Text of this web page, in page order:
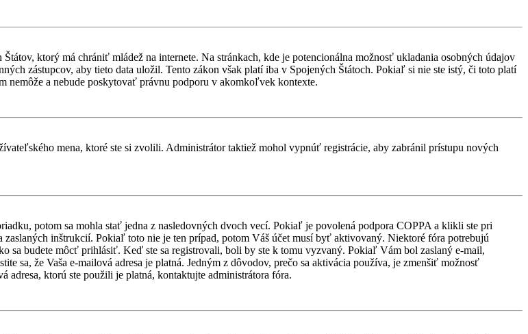
ktorý má chrániť mládež na internete. Na stránkach, kde je potencionálna možnosť ukladania osobných údajov
zástupcov, aby tieto data uložil. Tento zákon však platí iba v Spojených Štátoch. Pokiaľ si nie ste istý, či toto platí
nemôže a nebude poskytovať právnu podporu v akomkoľvek kontexte.
mena, ktoré ste si zvolili. Administrátor taktiež mohol vypnúť registrácie, aby zabránil prístupu nových
potom sa mohla stať jedna z nasledovných dvoch vecí. Pokiaľ je povolená podpora COPPA a klikli ste pri
inštrukcií. Pokiaľ toto nie je ten prípad, potom Váš účet musí byť aktivovaný. Niektoré fóra potrebujú
sa budete môcť prihlásiť. Keď ste sa registrovali, boli by ste k tomu vyzvaný. Pokiaľ Vám bol zaslaný e-mail,
sa, že Vaša e-mailová adresa je platná. Jedným z dôvodov, prečo sa aktivácia používa, je zmenšiť možnosť
ktorú ste použili je platná, kontaktujte administrátora fóra.